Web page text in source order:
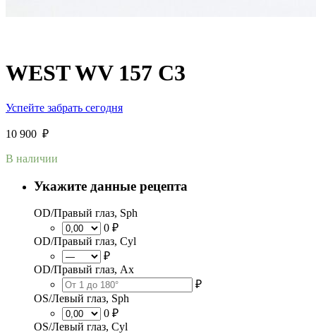
WEST WV 157 C3
Успейте забрать сегодня
10 900 ₽
В наличии
Укажите данные рецепта
OD/Правый глаз, Sph
0 ₽
OD/Правый глаз, Cyl
₽
OD/Правый глаз, Ax
₽
OS/Левый глаз, Sph
0 ₽
OS/Левый глаз, Cyl